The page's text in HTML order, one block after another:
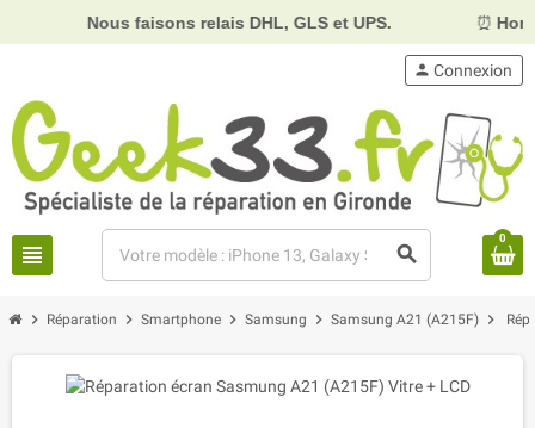
Nous faisons relais DHL, GLS et UPS. Horaires :
view_headline search
person Connexion
0
chevron_right Réparation chevron_right Smartphone chevron_right Samsung chevron_right Samsung A21 (A215F) chevron_right